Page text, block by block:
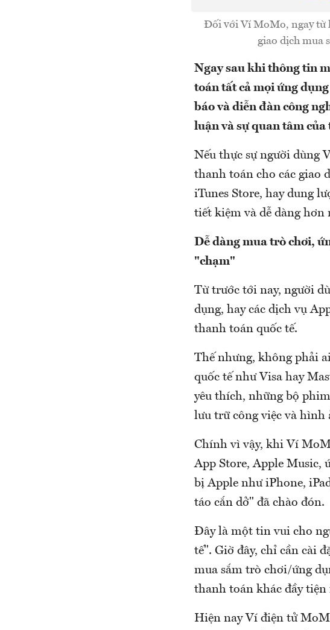
Đối với Ví MoMo, ngay từ
giao dịch mua
Ngay sau khi thông tin
toán tất cả mọi ứng
báo và diễn đàn công
luận và sự quan tâm
Nếu thực sự người dùng
thanh toán cho các giao
iTunes Store, hay dung
tiết kiệm và dễ dàng hơn
Dễ dàng mua trò chơi,
"chạm"
Từ trước tới nay, người
dụng, hay các dịch vụ
thanh toán quốc tế.
Thế nhưng, không phải
quốc tế như Visa hay
yêu thích, những bộ
lưu trữ công việc và
Chính vì vậy, khi Ví
App Store, Apple Music,
bị Apple như iPhone,
táo cắn dở" đã chào đón.
Đây là một tin vui cho
tế". Giờ đây, chỉ cần cài
mua sắm trò chơi/ứng
thanh toán khác đầy tiện
Hiện nay Ví điện tử